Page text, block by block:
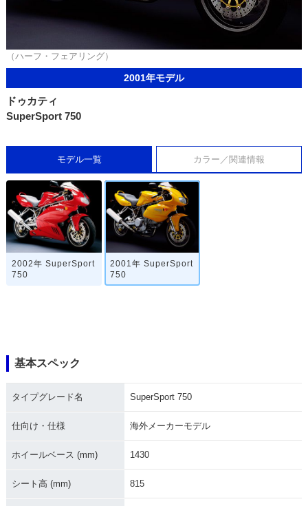
（ハーフ・フェアリング）
2001年モデル
ドゥカティ
SuperSport 750
モデル一覧 カラー／関連情報
2002年 SuperSport
750
2001年 SuperSport
750
基本スペック
タイプグレード名 SuperSport 750
仕向け・仕様 海外メーカーモデル
ホイールベース (mm) 1430
シート高 (mm) 815